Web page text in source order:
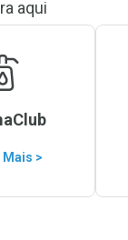
aqui
Mais >